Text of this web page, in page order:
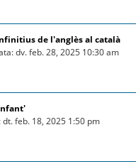
de l'anglès al català
dv. feb. 28, 2025 10:30 am
dt. feb. 18, 2025 1:50 pm